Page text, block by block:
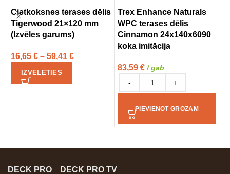
Cietkoksnes terases dēlis
Tigerwood 21×120 mm
(Izvēles garums)
16,65 € – 59,41 €
IZVĒLĒTIES
Trex Enhance Naturals
WPC terases dēlis
Cinnamon 24x140x6090
koka imitācija
83,59 € / gab
-
+
PIEVIENOT GROZAM
DECK PRO DECK PRO TV